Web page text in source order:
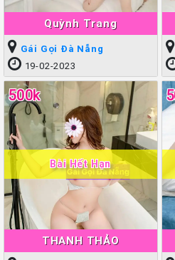
Quỳnh Trang
Gái Gọi Đà Nẵng
19-02-2023
THANH THẢO
500k
Bài Hết Hạn